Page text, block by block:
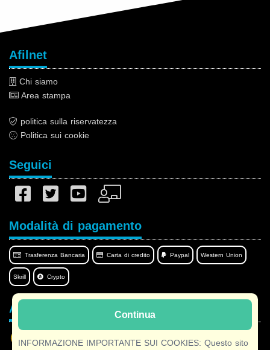
Continua
INFORMAZIONE IMPORTANTE SUI COOKIES: Questo sito
Afilnet
Chi siamo
Area stampa
politica sulla riservatezza
Politica sui cookie
Seguici
Modalità di pagamento
Trasferenza Bancaria Carta di credito Paypal Western Union
Skrill Crypto
Afilnet nella tua lingua